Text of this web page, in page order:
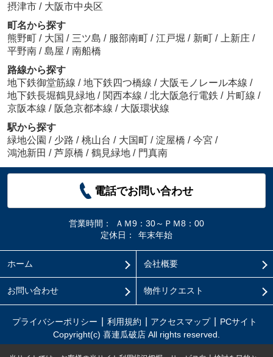
摂津市 / 大阪市中央区
町名から探す
熊野町 / 大国 / 三ツ島 / 服部南町 / 江戸堀 / 新町 / 上新庄 /
平野南 / 島屋 / 南船橋
路線から探す
地下鉄御堂筋線 / 地下鉄四つ橋線 / 大阪モノレール本線 /
地下鉄長堀鶴見緑地 / 関西本線 / 北大阪急行電鉄 / 片町線 /
京阪本線 / 阪急京都本線 / 大阪環状線
駅から探す
緑地公園 / 少路 / 桃山台 / 大国町 / 淀屋橋 / 今宮 /
鴻池新田 / 芦原橋 / 鶴見緑地 / 門真南
電話でお問い合わせ
営業時間：
ＡＭ9：30～ＰＭ8：00
定休日：
年末年始
ホーム 会社概要
お問い合わせ 物件リクエスト
プライバシーポリシー 利用規約 アクセスマップ
PCサイト
Copyright(c) 喜連瓜破店 All rights reserved.